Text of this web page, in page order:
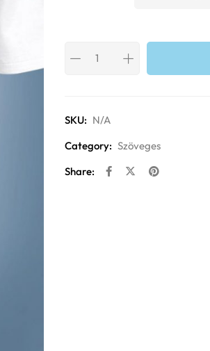
SKU: N/A
Category: Szöveges
Share: